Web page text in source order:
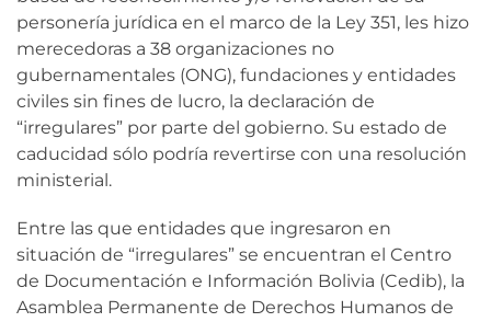
personería jurídica en el marco de la Ley 351, les hizo
merecedoras a 38 organizaciones no
gubernamentales (ONG), fundaciones y entidades
civiles sin fines de lucro, la declaración de
“irregulares” por parte del gobierno. Su estado de
caducidad sólo podría revertirse con una resolución
ministerial.
Entre las que entidades que ingresaron en
situación de “irregulares” se encuentran el Centro
de Documentación e Información Bolivia (Cedib), la
Asamblea Permanente de Derechos Humanos de